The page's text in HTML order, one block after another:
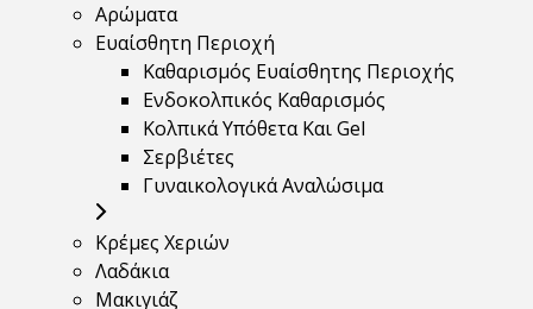
Αρώματα
Ευαίσθητη Περιοχή
Καθαρισμός Ευαίσθητης Περιοχής
Ενδοκολπικός Καθαρισμός
Κολπικά Υπόθετα Και Gel
Σερβιέτες
Γυναικολογικά Αναλώσιμα
Κρέμες Χεριών
Λαδάκια
Μακιγιάζ